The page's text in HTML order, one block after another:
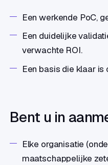
Een werkende PoC,
Een duidelijke
verwachte ROI.
Een basis die klaar is
Bent u in
Elke organisatie
maatschappelijke